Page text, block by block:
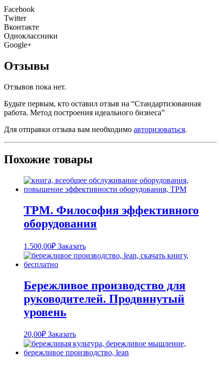
Facebook
Twitter
Вконтакте
Одноклассники
Google+
Отзывы
Отзывов пока нет.
Будьте первым, кто оставил отзыв на “Стандартизованная
работа. Метод построения идеального бизнеса”
Для отправки отзыва вам необходимо авторизоваться.
Похожие товары
TPM. Философия эффективного
оборудования
1.500,00₽ Заказать
Бережливое производство для
руководителей. Продвинутый
уровень
20,00₽ Заказать